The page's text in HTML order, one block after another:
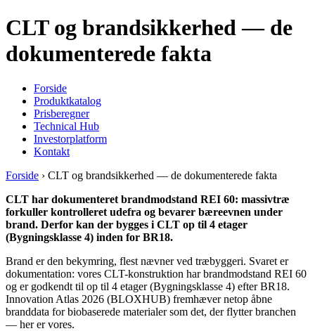
CLT og brandsikkerhed — de
dokumenterede fakta
Forside
Produktkatalog
Prisberegner
Technical Hub
Investorplatform
Kontakt
Forside › CLT og brandsikkerhed — de dokumenterede fakta
CLT har dokumenteret brandmodstand REI 60: massivtræ
forkuller kontrolleret udefra og bevarer bæreevnen under
brand. Derfor kan der bygges i CLT op til 4 etager
(Bygningsklasse 4) inden for BR18.
Brand er den bekymring, flest nævner ved træbyggeri. Svaret er
dokumentation: vores CLT-konstruktion har brandmodstand REI 60
og er godkendt til op til 4 etager (Bygningsklasse 4) efter BR18.
Innovation Atlas 2026 (BLOXHUB) fremhæver netop åbne
branddata for biobaserede materialer som det, der flytter branchen
— her er vores.